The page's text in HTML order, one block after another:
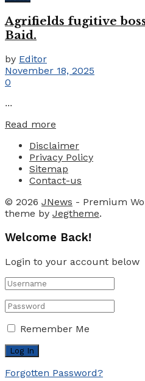
Agrifields fugitive
Baid.
by Editor
November 18, 2025
0
...
Read more
Disclaimer
Privacy Policy
Sitemap
Contact-us
© 2026 JNews - Premium
theme by Jegtheme.
Welcome Back!
Login to your account below
Remember Me
Forgotten Password?